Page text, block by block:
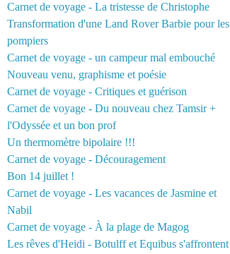
Carnet de voyage - La tristesse de Christophe
Transformation d'une Land Rover Barbie pour les
pompiers
Carnet de voyage - un campeur mal embouché
Nouveau venu, graphisme et poésie
Carnet de voyage - Critiques et guérison
Carnet de voyage - Du nouveau chez Tamsir +
l'Odyssée et un bon prof
Un thermomètre bipolaire !!!
Carnet de voyage - Découragement
Bon 14 juillet !
Carnet de voyage - Les vacances de Jasmine et
Nabil
Carnet de voyage - À la plage de Magog
Les rêves d'Heidi - Botulff et Equibus s'affrontent